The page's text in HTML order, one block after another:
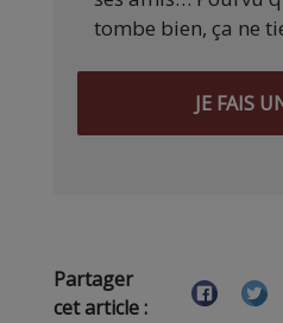
tombe bien, ça ne
JE FAIS
Partager
cet article :